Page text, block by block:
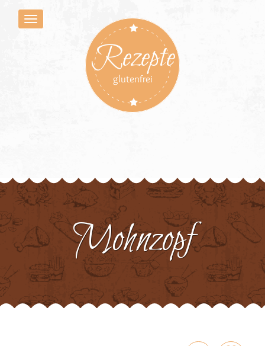
Rezepte
glutenfrei
Mohnzopf